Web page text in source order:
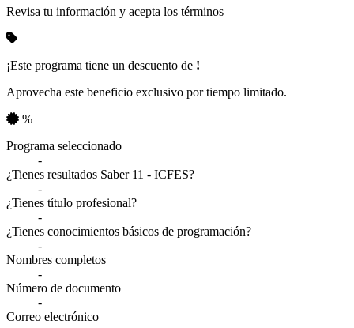
Revisa tu información y acepta los términos
¡Este programa tiene un descuento de !
Aprovecha este beneficio exclusivo por tiempo limitado.
%
Resumen de tu información
Programa seleccionado
-
¿Tienes resultados Saber 11 - ICFES?
-
¿Tienes título profesional?
-
¿Tienes conocimientos básicos de programación?
-
Nombres completos
-
Número de documento
-
Correo electrónico